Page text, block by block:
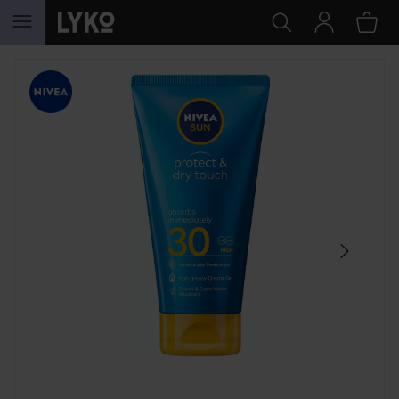
SIIRTYÄ JHK SISÄLTÖÖN
OHITA OSIO